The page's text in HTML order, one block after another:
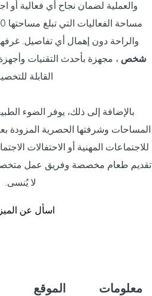
والعملية لضمان نجاح أي فعالية أو
والراحة دون إهمال أي تفاصيل.
شخص ، مجهزة بأحدث التقنيات
القابلة
بالإضافة إلى ذلك، يوفر الضوء
المساحات وشرفتها الحصرية المزودة
للاجتماعات المهنية أو الاحتفالات
تقديم طعام مخصصة وفريق عمل
لا يُنسى.
اسأل عن
معلومات الموقع